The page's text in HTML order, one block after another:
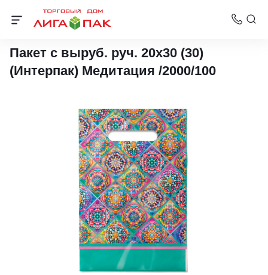
Пакеты с вырубной ручкой Интерпак
Пакет с выруб. руч. 20х30 (30)
(Интерпак) Медитация /2000/100